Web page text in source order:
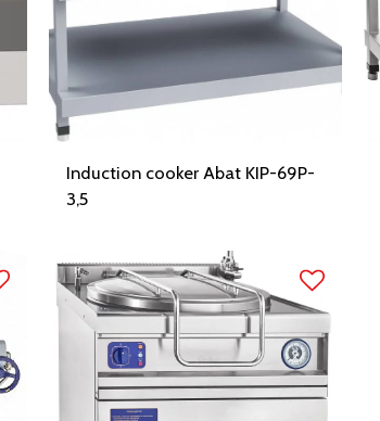
Induction cooker Abat KIP-69P-
3,5